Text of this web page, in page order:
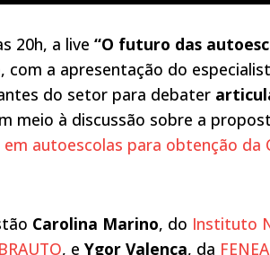
20h, a live “O futuro das
, com a apresentação do
do setor para debater
meio à discussão sobre a
autoescolas para obtenção da
Carolina Marino, do Instituto
, e Ygor Valença, da